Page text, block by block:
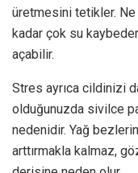
üretmesini tetikler.
kadar çok su
açabilir.
Stres ayrıca cildinizi
olduğunuzda sivilce
nedenidir. Yağ
arttırmakla kalmaz,